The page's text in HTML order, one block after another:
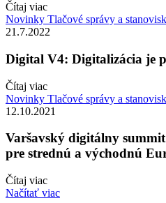
Čítaj viac
Novinky Tlačové správy a
21.7.2022
Digital V4: Digitalizácia je
Čítaj viac
Novinky Tlačové správy a
12.10.2021
Varšavský digitálny
pre strednú a východnú
Čítaj viac
Načítať viac